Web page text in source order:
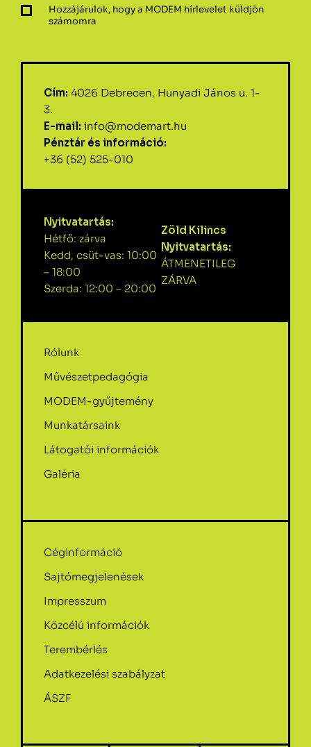
Hozzájárulok, hogy a MODEM hírlevelet küldjön
számomra
Cím: 4026 Debrecen, Hunyadi János u. 1-
3.
E-mail: info@modemart.hu
Pénztár és információ:
+36 (52) 525-010
Nyitvatartás:
Hétfő: zárva
Kedd, csüt-vas: 10:00
– 18:00
Szerda: 12:00 – 20:00
Zöld Kilincs
Nyitvatartás:
ÁTMENETILEG
ZÁRVA
Rólunk
Művészetpedagógia
MODEM-gyűjtemény
Munkatársaink
Látogatói információk
Galéria
Céginformáció
Sajtómegjelenések
Impresszum
Közcélú információk
Terembérlés
Adatkezelési szabályzat
ÁSZF